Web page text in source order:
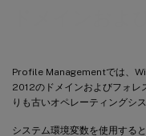
Profile Managementでは、
2012のドメインおよびフォレ
りも古いオペレーティングシ
システム環境変数を使用する